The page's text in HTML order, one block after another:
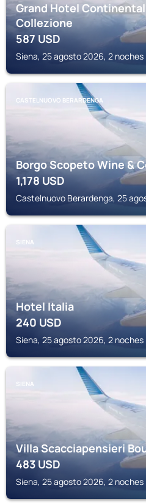
Grand Hotel
Collezione
587USD
Siena, 25 agosto 2026, 2 noches
CASTELNUOVO BERARDENGA
Borgo Scopeto Wine &
1,178USD
Castelnuovo Berardenga, 25
SIENA
Hotel Italia
240USD
Siena, 25 agosto 2026, 2 noches
SIENA
Villa Scacciapensieri
483USD
Siena, 25 agosto 2026, 2 noches